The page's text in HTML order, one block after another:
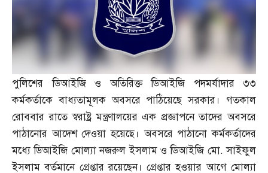
পুলিশের ডিআইজি ও অতিরিক্ত ডিআইজি পদমর্যাদার ৩৩
কর্মকর্তাকে বাধ্যতামূলক অবসরে পাঠিয়েছে সরকার। গতকাল
রোববার রাতে স্বরাষ্ট্র মন্ত্রণালয়ের এক প্রজ্ঞাপনে তাদের অবসরে
পাঠানোর আদেশ দেওয়া হয়েছে। অবসরে পাঠানো কর্মকর্তাদের
মধ্যে ডিআইজি মোল্যা নজরুল ইসলাম ও ডিআইজি মো.সাইফুল
ইসলাম বর্তমানে গ্রেপ্তার রয়েছেন। গ্রেপ্তার হওয়ার আগে মোল্যা